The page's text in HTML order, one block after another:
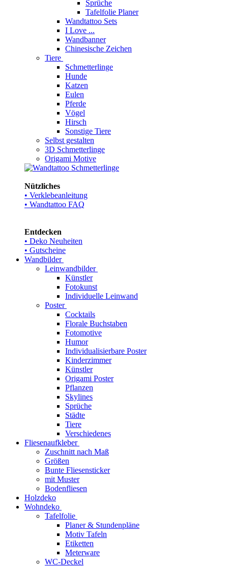
Sprüche
Tafelfolie Planer
Wandtattoo Sets
I Love ...
Wandbanner
Chinesische Zeichen
Tiere
Schmetterlinge
Hunde
Katzen
Eulen
Pferde
Vögel
Hirsch
Sonstige Tiere
Selbst gestalten
3D Schmetterlinge
Origami Motive
Nützliches
• Verklebeanleitung
• Wandtattoo FAQ
Entdecken
• Deko Neuheiten
• Gutscheine
Wandbilder
Leinwandbilder
Künstler
Fotokunst
Individuelle Leinwand
Poster
Cocktails
Florale Buchstaben
Fotomotive
Humor
Individualisierbare Poster
Kinderzimmer
Künstler
Origami Poster
Pflanzen
Skylines
Sprüche
Städte
Tiere
Verschiedenes
Fliesenaufkleber
Zuschnitt nach Maß
Größen
Bunte Fliesensticker
mit Muster
Bodenfliesen
Holzdeko
Wohndeko
Tafelfolie
Planer & Stundenpläne
Motiv Tafeln
Etiketten
Meterware
WC-Deckel